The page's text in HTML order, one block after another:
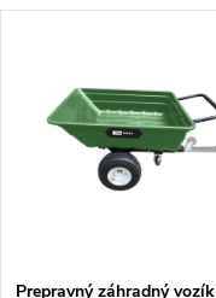
Prepravný záhradný vozík